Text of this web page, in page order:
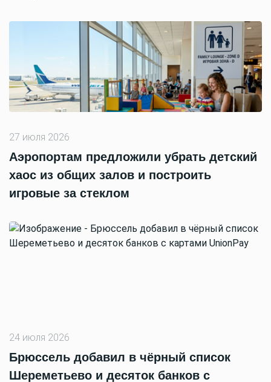
27 июля 2026
Аэропортам предложили убрать детский
хаос из общих залов и построить
игровые за стеклом
24 июля 2026
Брюссель добавил в чёрный список
Шереметьево и десяток банков с